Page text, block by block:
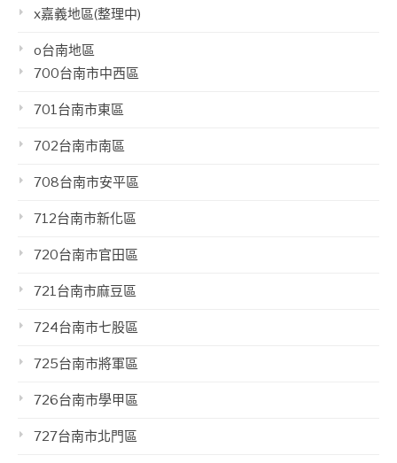
x嘉義地區(整理中)
o台南地區
700台南市中西區
701台南市東區
702台南市南區
708台南市安平區
712台南市新化區
720台南市官田區
721台南市麻豆區
724台南市七股區
725台南市將軍區
726台南市學甲區
727台南市北門區